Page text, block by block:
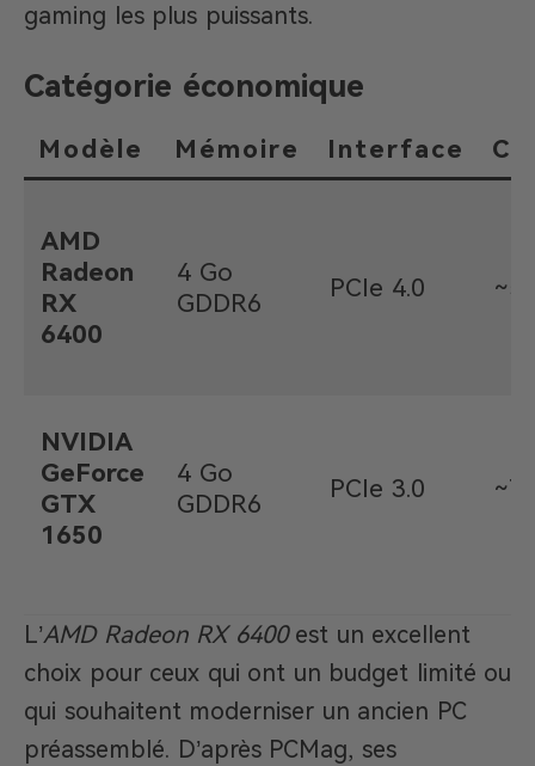
gaming les plus puissants.
Catégorie économique
Modèle Mémoire Interface
AMD
Radeon
RX
6400
4 Go
GDDR6
PCIe 4.0
NVIDIA
GeForce
GTX
1650
4 Go
GDDR6
PCIe 3.0
L’AMD Radeon RX 6400est un excellent
choix pour ceux qui ont un budget limité ou
qui souhaitent moderniser un ancien PC
préassemblé. D’après PCMag, ses